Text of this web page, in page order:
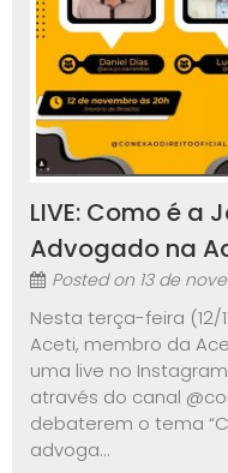
LIVE: Como é a
Advogado na
Posted on 13 de
Nesta terça-feira (12/
Aceti, membro da
uma live no
através do canal
debaterem o tema
advoga...